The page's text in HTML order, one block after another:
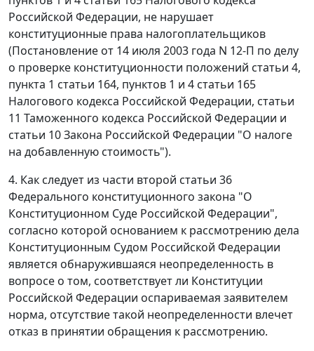
Российской Федерации, не нарушает
конституционные права налогоплательщиков
(Постановление от 14 июля 2003 года N 12-П по делу
о проверке конституционности положений статьи 4,
пункта 1 статьи 164, пунктов 1 и 4 статьи 165
Налогового кодекса Российской Федерации, статьи
11 Таможенного кодекса Российской Федерации и
статьи 10 Закона Российской Федерации "О налоге
на добавленную стоимость").
4. Как следует из части второй статьи 36
Федерального конституционного закона "О
Конституционном Суде Российской Федерации",
согласно которой основанием к рассмотрению дела
Конституционным Судом Российской Федерации
является обнаружившаяся неопределенность в
вопросе о том, соответствует ли Конституции
Российской Федерации оспариваемая заявителем
норма, отсутствие такой неопределенности влечет
отказ в принятии обращения к рассмотрению.